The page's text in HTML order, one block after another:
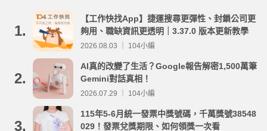
1.
【工作快找App】捷運搜尋更彈性、封鎖公司更
夠用、職缺資訊更透明｜3.37.0 版本更新教學
2026.08.03 ｜ 104小編
2.
AI真的改變了生活？Google報告解密1,500萬筆
Gemini對話真相！
2026.07.29 ｜ 104小編
3.
115年5-6月統一發票中獎號碼，千萬獎號38548
029！發票兌獎期限、如何領獎一次看